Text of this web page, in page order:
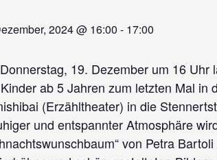
2024 @ 16:00 - 17:00
19. Dezember um 16
ab 5 Jahren zum letzten Mal in
(Erzähltheater) in die
und entspannter Atmosphäre
von Petra